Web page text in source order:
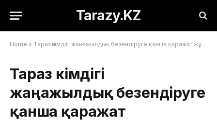
Tarazy.KZ
Home » Тараз әкімдігі жаңажылдық безендіруге қанша қаражат жұмсайды?
Тараз әкімдігі
жаңажылдық безендіруге
қанша қаражат